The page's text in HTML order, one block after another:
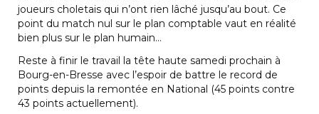
joueurs choletais qui n’ont rien lâché jusqu’au bout. Ce
point du match nul sur le plan comptable vaut en réalité
bien plus sur le plan humain…
Reste à finir le travail la tête haute samedi prochain à
Bourg-en-Bresse avec l’espoir de battre le record de
points depuis la remontée en National (45 points contre
43 points actuellement).